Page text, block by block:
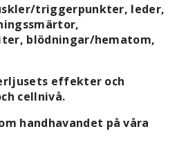
triggerpunkter, leder,
blödningar/hematom,
effekter och
cellnivå.
handhavandet på våra